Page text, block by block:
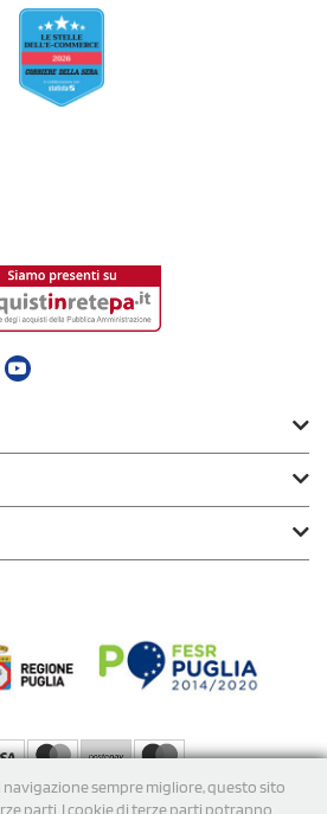
sempre migliore, questo sito
parti. I cookie di terze parti potranno